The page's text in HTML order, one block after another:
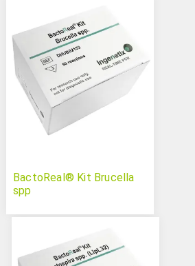
BactoReal® Kit Brucella
spp